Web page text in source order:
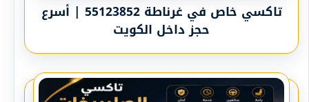
تاكسي خاص في غرناطة 55123852 | أسرع
حجز داخل الكويت